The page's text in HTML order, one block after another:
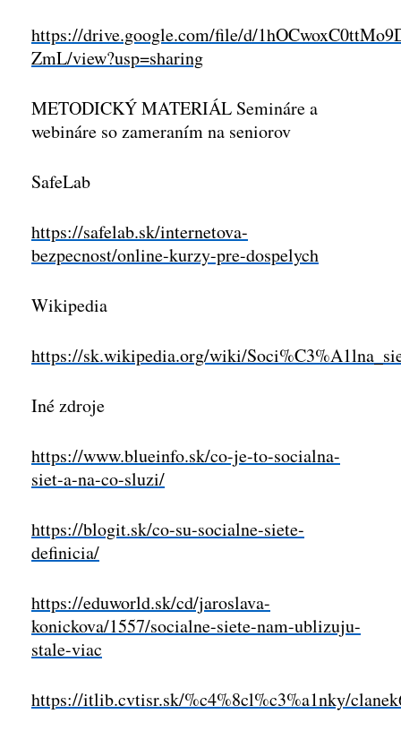
https://drive.google.com/file/d/
ZmL/view?usp=sharing
METODICKÝ MATERIÁL Semináre a
webináre so zameraním na seniorov
SafeLab
https://safelab.sk/internetova-
bezpecnost/online-kurzy-pre-dospelych
Wikipedia
https://sk.wikipedia.org/wiki/
Iné zdroje
https://www.blueinfo.sk/co-je-to-socialna-
siet-a-na-co-sluzi/
https://blogit.sk/co-su-socialne-siete-
definicia/
https://eduworld.sk/cd/jaroslava-
konickova/1557/socialne-siete-nam-ublizuju-
stale-viac
https://itlib.cvtisr.sk/%c4%8cl%c3%a1nky/